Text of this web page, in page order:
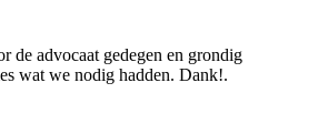
de advocaat gedegen en grondig
wat we nodig hadden. Dank!.